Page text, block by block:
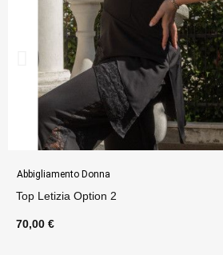
Abbigliamento Donna
Top Letizia Option 2
70,00 €